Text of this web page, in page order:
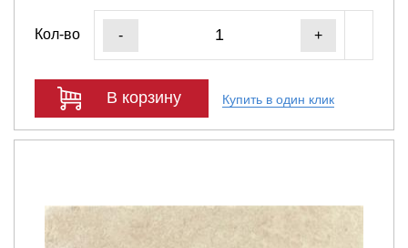
Кол-во - +
В корзину Купить в один клик